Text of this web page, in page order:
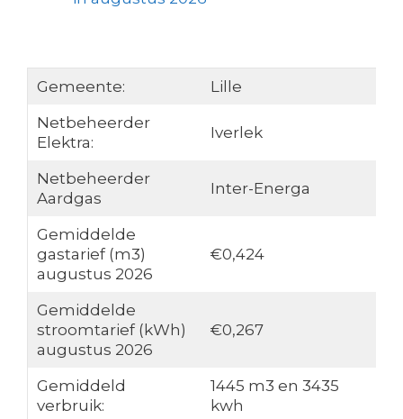
Gemeente:
Lille
Netbeheerder
Elektra:
Iverlek
Netbeheerder
Aardgas
Inter-Energa
Gemiddelde
gastarief (m3)
augustus 2026
€0,424
Gemiddelde
stroomtarief (kWh)
augustus 2026
€0,267
Gemiddeld
verbruik:
1445 m3 en 3435
kwh